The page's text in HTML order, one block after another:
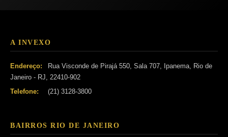
A INVEXO
Endereço:
Rua Visconde de Pirajá 550, Sala 707, Ipanema, Rio de
Janeiro - RJ, 22410-902
Telefone:
(21) 3128-3800
BAIRROS RIO DE JANEIRO